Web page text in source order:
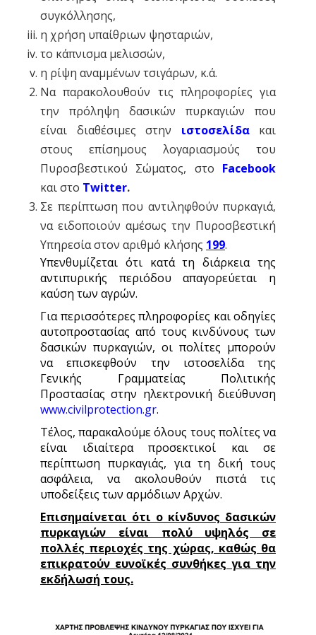
συγκόλλησης,
η χρήση υπαίθριων ψησταριών,
το κάπνισμα μελισσών,
η ρίψη αναμμένων τσιγάρων, κ.ά.
Να παρακολουθούν τις πληροφορίες για
την πρόληψη δασικών πυρκαγιών που
είναι διαθέσιμες στην
ιστοσελίδακαι
στους επίσημους λογαριασμούς του
Πυροσβεστικού Σώματος, στο Facebook
και στο Twitter.
Σε περίπτωση που αντιληφθούν πυρκαγιά,
να ειδοποιούν αμέσως την Πυροσβεστική
Υπηρεσία στον αριθμό κλήσης 199.
Υπενθυμίζεται ότι κατά τη διάρκεια της
αντιπυρικής περιόδου απαγορεύεται η
καύση των αγρών.
Για περισσότερες πληροφορίες και οδηγίες
αυτοπροστασίας από τους κινδύνους των
δασικών πυρκαγιών, οι πολίτες μπορούν
να επισκεφθούν την ιστοσελίδα της
Γενικής Γραμματείας Πολιτικής
Προστασίας στην ηλεκτρονική διεύθυνση
www.civilprotection.gr.
Τέλος, παρακαλούμε όλους τους πολίτες να
είναι ιδιαίτερα προσεκτικοί και σε
περίπτωση πυρκαγιάς, για τη δική τους
ασφάλεια, να ακολουθούν πιστά τις
υποδείξεις των αρμόδιων Αρχών.
Επισημαίνεται ότι ο κίνδυνος δασικών
πυρκαγιών είναι πολύ υψηλός σε
πολλές περιοχές της χώρας, καθώς θα
επικρατούν ευνοϊκές συνθήκες για την
εκδήλωσή τους.